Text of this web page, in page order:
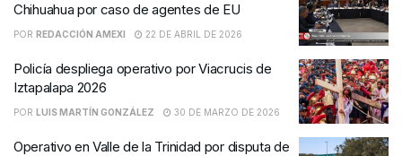
Chihuahua por caso de agentes de EU
POR REDACCIÓN AMEXI 22 DE ABRIL DE 2026
Policía despliega operativo por Viacrucis de
Iztapalapa 2026
POR LUIS MARTÍN GONZÁLEZ 30 DE MARZO DE 2026
Operativo en Valle de la Trinidad por disputa de